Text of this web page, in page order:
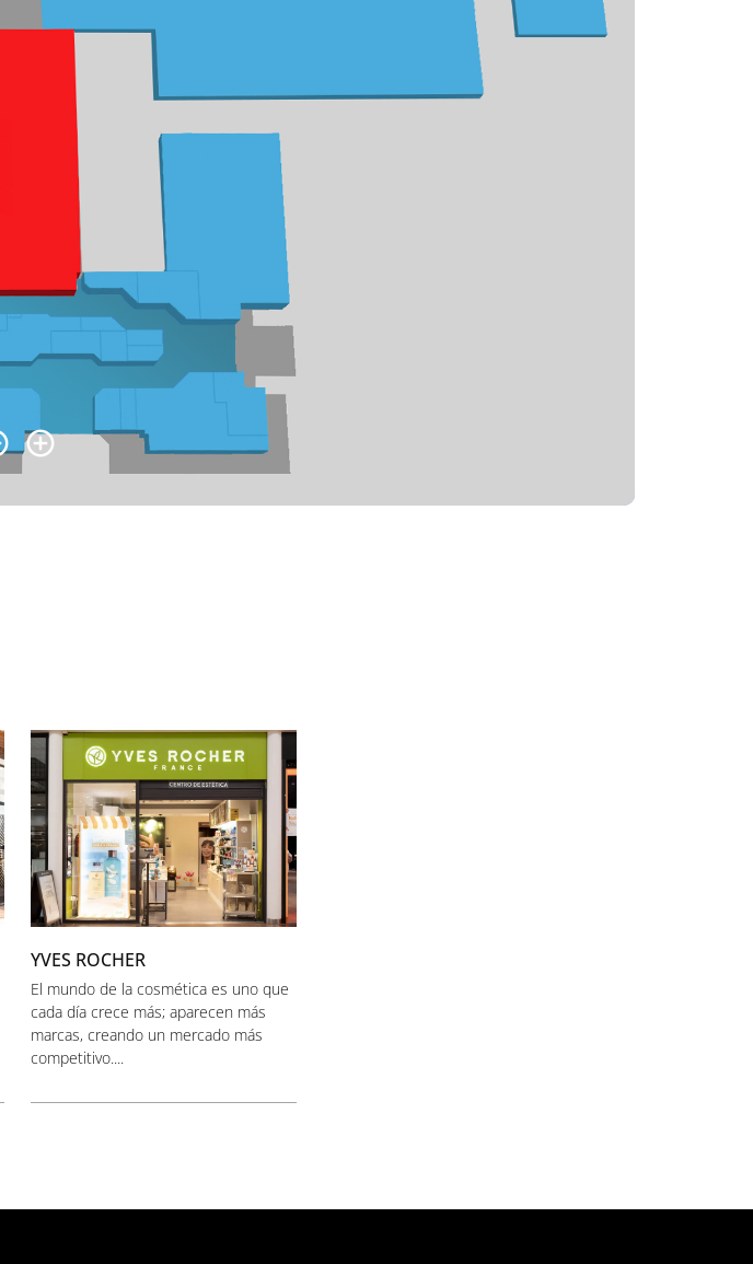
YVES ROCHER
El mundo de la cosmética es uno que
cada día crece más; aparecen más
marcas, creando un mercado más
competitivo....